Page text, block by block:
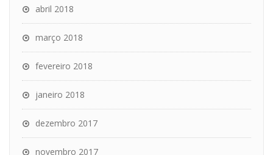
abril 2018
março 2018
fevereiro 2018
janeiro 2018
dezembro 2017
novembro 2017